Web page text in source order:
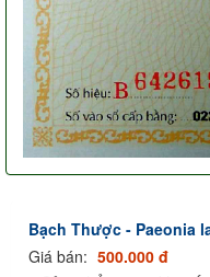
Bạch Thược - Paeonia
Giá bán: 500.000 đ